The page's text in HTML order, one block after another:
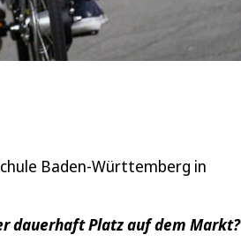
Baden-Württemberg in
dauerhaft Platz auf dem Markt?